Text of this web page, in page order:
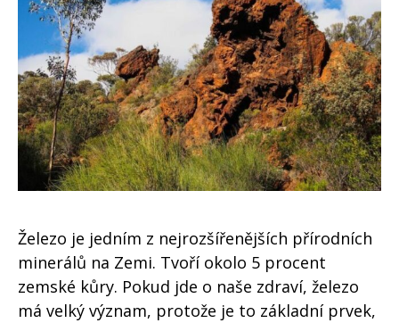
Železo je jedním z nejrozšířenějších přírodních
minerálů na Zemi. Tvoří okolo 5 procent
zemské kůry. Pokud jde o naše zdraví, železo
má velký význam, protože je to základní prvek,